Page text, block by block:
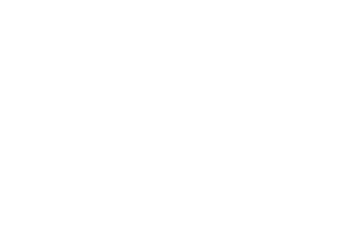
möchten, tatsächlich auf dem „Navigator“ verfügbar ist.